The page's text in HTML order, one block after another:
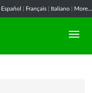
Español Français Italiano More...